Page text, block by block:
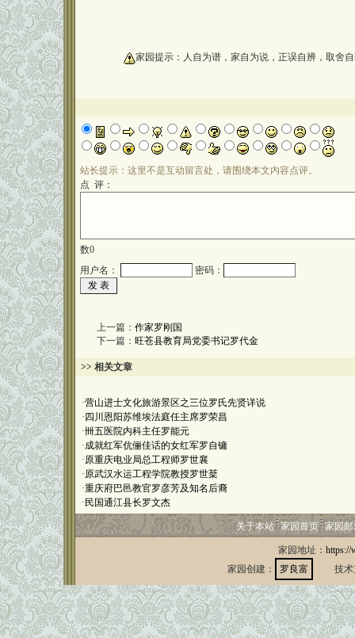
家园提示：人自为谱，家自为说，正误自辨，取舍
站长提示：这里不是互动留言处，请围绕本文内容点评。
点 评：
数0
用户名：
密码：
上一篇： 作家罗刚国
下一篇： 旺苍县教育局党委书记罗代金
>> 相关文章
·营山进士文化旅游景区之三位罗氏先贤详说
· 四川恩阳苏维埃法庭任主席罗荣昌
·卌五医院内科主任罗能元
·成就红军伉俪佳话的女红军罗自镛
·原重庆电业局总工程师罗世襄
·原武汉水运工程学院教授罗世棻
·重庆府巴邑教官罗彦芳及知名后裔
· 民国通江县长罗文杰
关于本站 家园首页 家园
家园地址： https://
家园创建：
罗良富 技术